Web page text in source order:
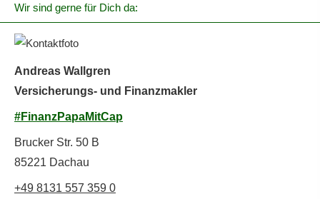
Wir sind gerne für Dich da:
Andreas Wallgren
Versicherungs- und Finanzmakler
#FinanzPapaMitCap
Brucker Str. 50 B
85221 Dachau
+49 8131 557 359 0